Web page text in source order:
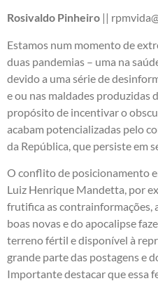
Rosivaldo Pinheiro ||
Estamos num momento de
duas pandemias – uma na
devido a uma série de
e ou nas maldades produzidas
propósito de incentivar o
acabam potencializadas pelo
da República, que persiste em
O conflito de posicionamento
Luiz Henrique Mandetta, por
frutifica as contrainformações,
boas novas e do apocalipse
terreno fértil e disponível à
grande parte das postagens e
Importante destacar que essa